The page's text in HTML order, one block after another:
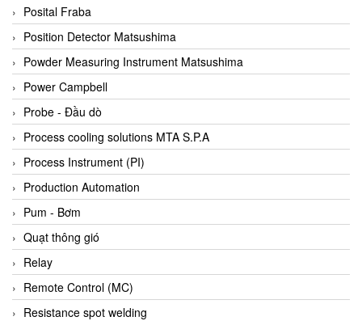
BETA
Bifold
Bihl+wiedemann
Bihl+wiedemann
Bilz
Binder Connector
Biotech
BirdX Vietnam
BK Vibro
Black Box
BlackBox Vietnam
BLAGDON PUMP
Bloom Engineering
Posital Fraba
Position Detector Matsushima
Powder Measuring Instrument Matsushima
Power Campbell
Probe - Đầu dò
Process cooling solutions MTA S.P.A
Process Instrument (PI)
Production Automation
Pum - Bơm
Quạt thông gió
Relay
Remote Control (MC)
Resistance spot welding